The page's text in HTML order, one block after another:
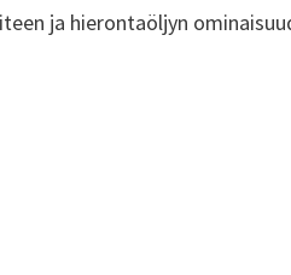
ja hierontaöljyn